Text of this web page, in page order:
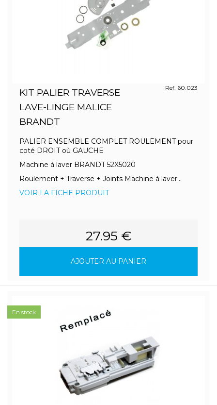
KIT PALIER TRAVERSE
LAVE-LINGE MALICE
BRANDT
Ref. 60.023
PALIER ENSEMBLE COMPLET ROULEMENT pour
coté DROIT où GAUCHE
Machine à laver BRANDT 52X5020
Roulement + Traverse + Joints Machine à laver...
VOIR LA FICHE PRODUIT
27.95 €
AJOUTER AU PANIER
En stock